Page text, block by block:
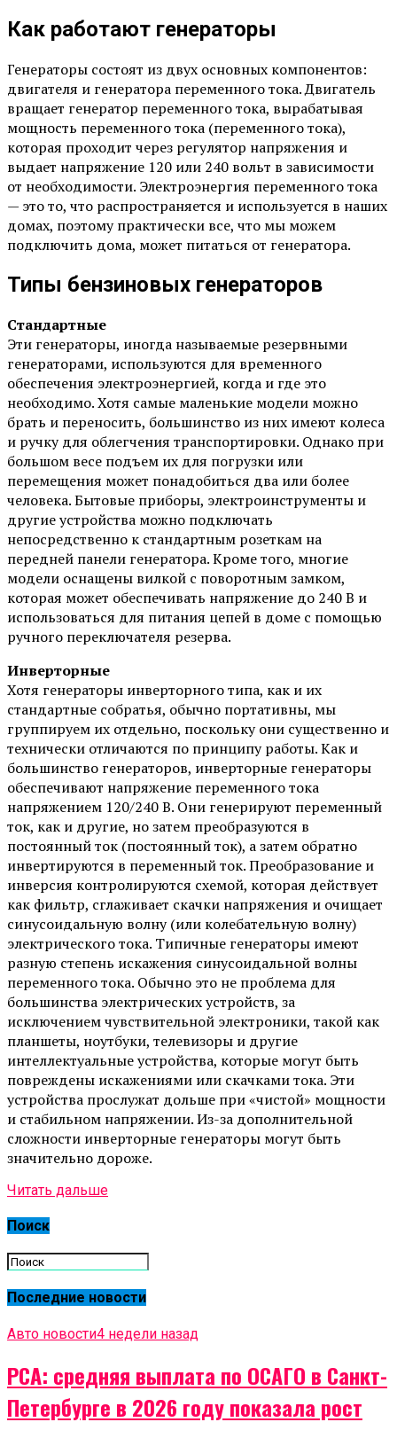
Как работают генераторы
Генераторы состоят из двух основных компонентов:
двигателя и генератора переменного тока. Двигатель
вращает генератор переменного тока, вырабатывая
мощность переменного тока (переменного тока),
которая проходит через регулятор напряжения и
выдает напряжение 120 или 240 вольт в зависимости
от необходимости. Электроэнергия переменного тока
— это то, что распространяется и используется в наших
домах, поэтому практически все, что мы можем
подключить дома, может питаться от генератора.
Типы бензиновых генераторов
Стандартные
Эти генераторы, иногда называемые резервными
генераторами, используются для временного
обеспечения электроэнергией, когда и где это
необходимо. Хотя самые маленькие модели можно
брать и переносить, большинство из них имеют колеса
и ручку для облегчения транспортировки. Однако при
большом весе подъем их для погрузки или
перемещения может понадобиться два или более
человека. Бытовые приборы, электроинструменты и
другие устройства можно подключать
непосредственно к стандартным розеткам на
передней панели генератора. Кроме того, многие
модели оснащены вилкой с поворотным замком,
которая может обеспечивать напряжение до 240 В и
использоваться для питания цепей в доме с помощью
ручного переключателя резерва.
Инверторные
Хотя генераторы инверторного типа, как и их
стандартные собратья, обычно портативны, мы
группируем их отдельно, поскольку они существенно и
технически отличаются по принципу работы. Как и
большинство генераторов, инверторные генераторы
обеспечивают напряжение переменного тока
напряжением 120/240 В. Они генерируют переменный
ток, как и другие, но затем преобразуются в
постоянный ток (постоянный ток), а затем обратно
инвертируются в переменный ток. Преобразование и
инверсия контролируются схемой, которая действует
как фильтр, сглаживает скачки напряжения и очищает
синусоидальную волну (или колебательную волну)
электрического тока. Типичные генераторы имеют
разную степень искажения синусоидальной волны
переменного тока. Обычно это не проблема для
большинства электрических устройств, за
исключением чувствительной электроники, такой как
планшеты, ноутбуки, телевизоры и другие
интеллектуальные устройства, которые могут быть
повреждены искажениями или скачками тока. Эти
устройства прослужат дольше при «чистой» мощности
и стабильном напряжении. Из-за дополнительной
сложности инверторные генераторы могут быть
значительно дороже.
Читать дальше
Поиск
Последние новости
Авто новости4 недели назад
РСА: средняя выплата по ОСАГО в Санкт-
Петербурге в 2026 году показала рост